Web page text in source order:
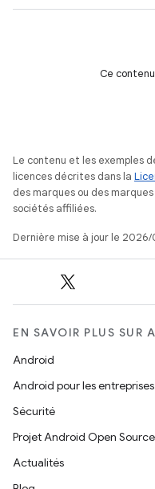
Ce
Le contenu et les exemples
licences décrites dans la
des marques ou des
sociétés affiliées.
Dernière mise à jour le 2026/
EN SAVOIR PLUS SUR
Android
Android pour les entreprises
Sécurité
Projet Android Open Source
Actualités